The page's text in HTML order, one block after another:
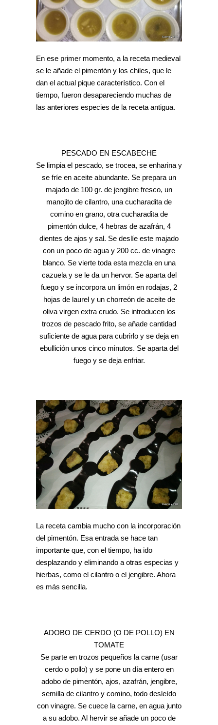
En ese primer momento, a la receta medieval
se le añade el pimentón y los chiles, que le
dan el actual pique característico. Con el
tiempo, fueron desapareciendo muchas de
las anteriores especies de la receta antigua.
PESCADO EN ESCABECHE
Se limpia el pescado, se trocea, se enharina y
se fríe en aceite abundante. Se prepara un
majado de 100 gr. de jengibre fresco, un
manojito de cilantro, una cucharadita de
comino en grano, otra cucharadita de
pimentón dulce, 4 hebras de azafrán, 4
dientes de ajos y sal. Se deslíe este majado
con un poco de agua y 200 cc. de vinagre
blanco. Se vierte toda esta mezcla en una
cazuela y se le da un hervor. Se aparta del
fuego y se incorpora un limón en rodajas, 2
hojas de laurel y un chorreón de aceite de
oliva virgen extra crudo. Se introducen los
trozos de pescado frito, se añade cantidad
suficiente de agua para cubrirlo y se deja en
ebullición unos cinco minutos. Se aparta del
fuego y se deja enfriar.
La receta cambia mucho con la incorporación
del pimentón. Esa entrada se hace tan
importante que, con el tiempo, ha ido
desplazando y eliminando a otras especias y
hierbas, como el cilantro o el jengibre. Ahora
es más sencilla.
ADOBO DE CERDO (O DE POLLO) EN
TOMATE
Se parte en trozos pequeños la carne (usar
cerdo o pollo) y se pone un día entero en
adobo de pimentón, ajos, azafrán, jengibre,
semilla de cilantro y comino, todo desleído
con vinagre. Se cuece la carne, en agua junto
a su adobo. Al hervir se añade un poco de